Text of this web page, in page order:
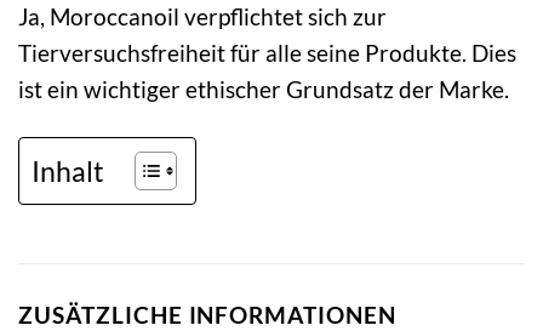
Ja, Moroccanoil verpflichtet sich zur
Tierversuchsfreiheit für alle seine Produkte. Dies
ist ein wichtiger ethischer Grundsatz der Marke.
Inhalt
ZUSÄTZLICHE INFORMATIONEN